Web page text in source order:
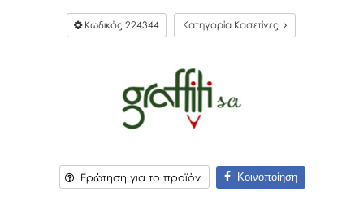
Κωδικός 224344 Κατηγορία Κασετίνες
Ερώτηση για το προϊόν Κοινοποίηση